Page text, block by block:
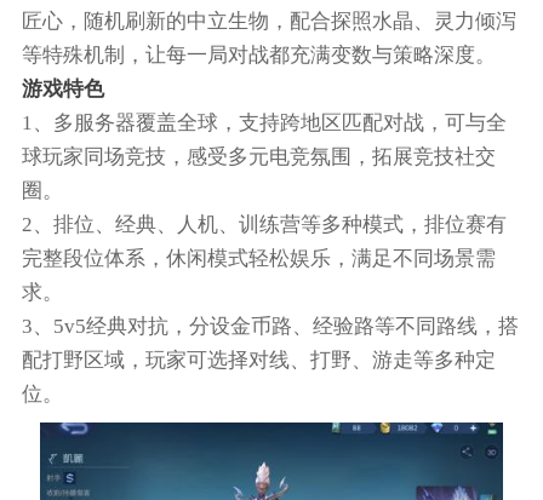
匠心，随机刷新的中立生物，配合探照水晶、灵力倾泻
等特殊机制，让每一局对战都充满变数与策略深度。
游戏特色
1、多服务器覆盖全球，支持跨地区匹配对战，可与全
球玩家同场竞技，感受多元电竞氛围，拓展竞技社交
圈。
2、排位、经典、人机、训练营等多种模式，排位赛有
完整段位体系，休闲模式轻松娱乐，满足不同场景需
求。
3、5v5经典对抗，分设金币路、经验路等不同路线，搭
配打野区域，玩家可选择对线、打野、游走等多种定
位。